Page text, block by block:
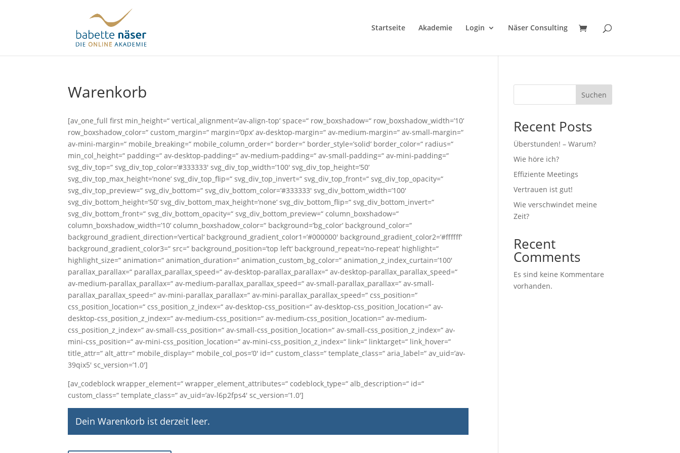
Startseite Akademie Login Näser Consulting
Warenkorb
[av_one_full first min_height=“ vertical_alignment=’av-align-top‘ space=“ row_boxshadow=“ row_boxshadow_width=’10‘
row_boxshadow_color=“ custom_margin=“ margin=’0px‘ av-desktop-margin=“ av-medium-margin=“ av-small-margin=“
av-mini-margin=“ mobile_breaking=“ mobile_column_order=“ border=“ border_style=’solid‘ border_color=“ radius=“
min_col_height=“ padding=“ av-desktop-padding=“ av-medium-padding=“ av-small-padding=“ av-mini-padding=“
svg_div_top=“ svg_div_top_color=’#333333′ svg_div_top_width=’100′ svg_div_top_height=’50‘
svg_div_top_max_height=’none‘ svg_div_top_flip=“ svg_div_top_invert=“ svg_div_top_front=“ svg_div_top_opacity=“
svg_div_top_preview=“ svg_div_bottom=“ svg_div_bottom_color=’#333333′ svg_div_bottom_width=’100′
svg_div_bottom_height=’50‘ svg_div_bottom_max_height=’none‘ svg_div_bottom_flip=“ svg_div_bottom_invert=“
svg_div_bottom_front=“ svg_div_bottom_opacity=“ svg_div_bottom_preview=“ column_boxshadow=“
column_boxshadow_width=’10‘ column_boxshadow_color=“ background=’bg_color‘ background_color=“
background_gradient_direction=’vertical‘ background_gradient_color1=’#000000′ background_gradient_color2=’#ffffff‘
background_gradient_color3=“ src=“ background_position=’top left‘ background_repeat=’no-repeat‘ highlight=“
highlight_size=“ animation=“ animation_duration=“ animation_custom_bg_color=“ animation_z_index_curtain=’100′
parallax_parallax=“ parallax_parallax_speed=“ av-desktop-parallax_parallax=“ av-desktop-parallax_parallax_speed=“
av-medium-parallax_parallax=“ av-medium-parallax_parallax_speed=“ av-small-parallax_parallax=“ av-small-
parallax_parallax_speed=“ av-mini-parallax_parallax=“ av-mini-parallax_parallax_speed=“ css_position=“
css_position_location=“ css_position_z_index=“ av-desktop-css_position=“ av-desktop-css_position_location=“ av-
desktop-css_position_z_index=“ av-medium-css_position=“ av-medium-css_position_location=“ av-medium-
css_position_z_index=“ av-small-css_position=“ av-small-css_position_location=“ av-small-css_position_z_index=“ av-
mini-css_position=“ av-mini-css_position_location=“ av-mini-css_position_z_index=“ link=“ linktarget=“ link_hover=“
title_attr=“ alt_attr=“ mobile_display=“ mobile_col_pos=’0′ id=“ custom_class=“ template_class=“ aria_label=“ av_uid=’av-
39qix5′ sc_version=’1.0′]
[av_codeblock wrapper_element=“ wrapper_element_attributes=“ codeblock_type=“ alb_description=“ id=“
custom_class=“ template_class=“ av_uid=’av-l6p2fps4′ sc_version=’1.0′]
Dein Warenkorb ist derzeit leer.
Suchen
Recent Posts
Überstunden! – Warum?
Wie höre ich?
Effiziente Meetings
Vertrauen ist gut!
Wie verschwindet meine
Zeit?
Recent
Comments
Es sind keine Kommentare
vorhanden.